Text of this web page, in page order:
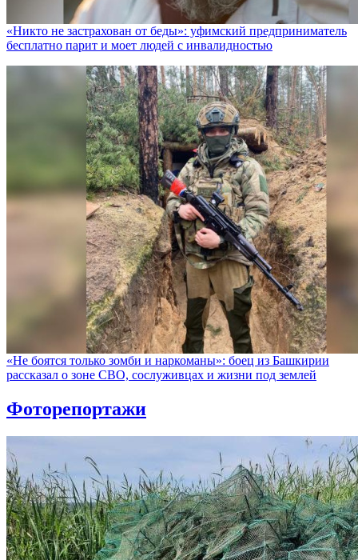
«Никто не заcтрахован от беды»: уфимский предприниматель
бесплатно парит и моет людей с инвалидностью
«Не боятся только зомби и наркоманы»: боец из Башкирии
рассказал о зоне СВО, сослуживцах и жизни под землей
Фоторепортажи